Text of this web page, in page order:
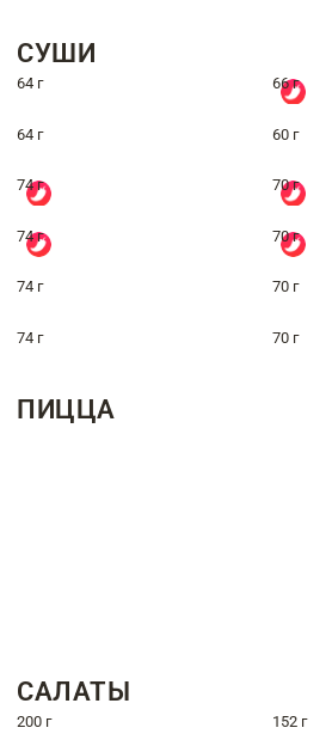
СУШИ
64 г 66 г
64 г 60 г
74 г 70 г
74 г 70 г
74 г 70 г
74 г 70 г
ПИЦЦА
САЛАТЫ
200 г 152 г